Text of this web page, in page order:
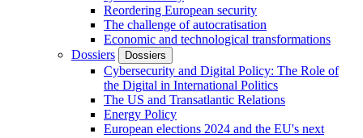
Reordering European security
The challenge of autocratisation
Economic and technological transformations
Dossiers
Dossiers
Cybersecurity and Digital Policy: The Role of
the Digital in International Politics
The US and Transatlantic Relations
Energy Policy
European elections 2024 and the EU's next